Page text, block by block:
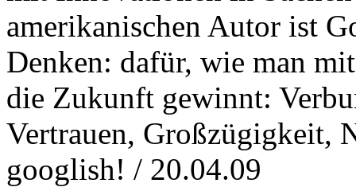
amerikanischen Autor ist
Denken: dafür, wie man
die Zukunft gewinnt:
Vertrauen, Großzügigkeit,
googlish! / 20.04.09